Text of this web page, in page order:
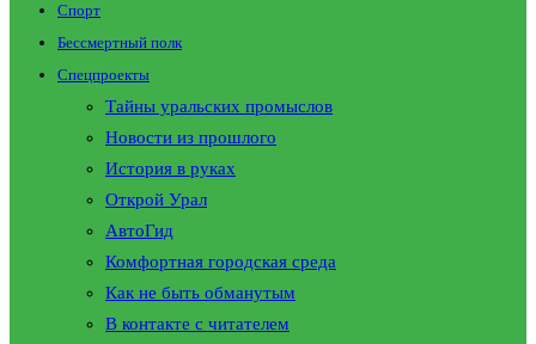
Спорт
Бессмертный полк
Спецпроекты
Тайны уральских промыслов
Новости из прошлого
История в руках
Открой Урал
АвтоГид
Комфортная городская среда
Как не быть обманутым
В контакте с читателем